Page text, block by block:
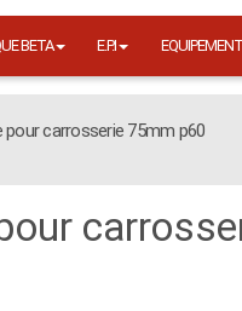
BETA E.P.I
carrosserie 75mm p60